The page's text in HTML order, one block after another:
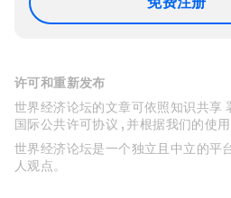
许可和重新发布
世界经济论坛的文章可依照知识共享
国际公共许可协议 , 并根据我们的使用
世界经济论坛是一个独立且中立的平
人观点。